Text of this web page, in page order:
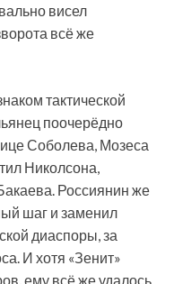
висел
всё же
тактической
поочерёдно
Соболева, Мозеса
Николсона,
Россиянин же
шаг и заменил
диаспоры, за
И хотя «Зенит»
ему всё же удалось